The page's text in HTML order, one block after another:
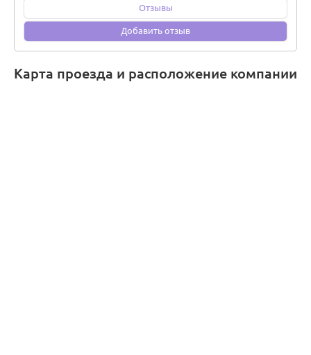
Отзывы
Добавить отзыв
Карта проезда и расположение компании